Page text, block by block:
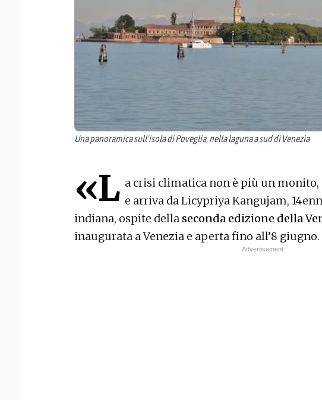
Una panoramica sull'isola di Poveglia, nella laguna a sud di Venezia
«L a crisi climatica non è più un monito,
e arriva da Licypriya Kangujam,
indiana, ospite della seconda edizione della
inaugurata a Venezia e aperta fino all’8 giugno.